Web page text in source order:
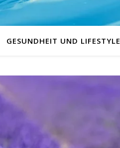
GESUNDHEIT UND LIFESTYLE